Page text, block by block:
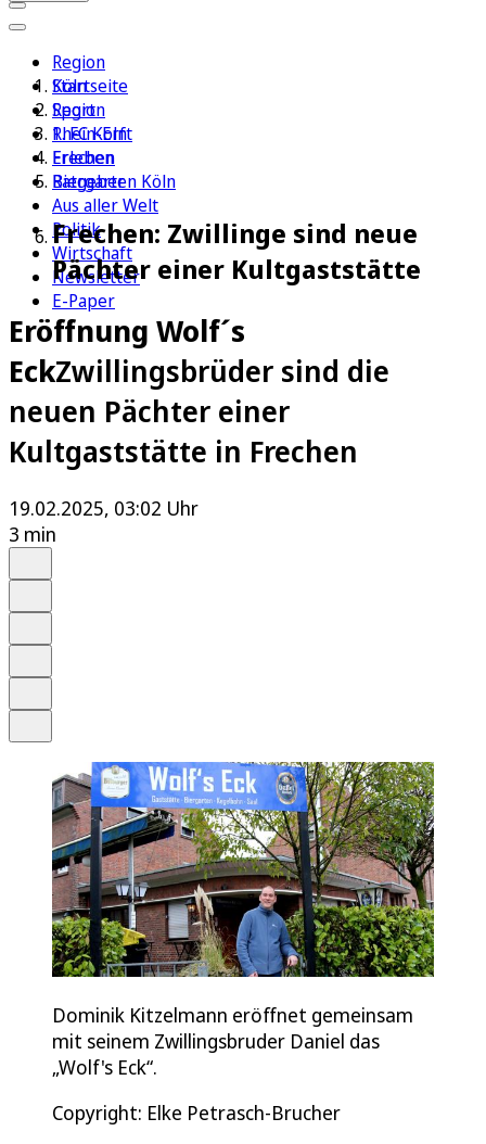
Region
Köln
Sport
1. FC Köln
Erleben
Ratgeber
Aus aller Welt
Politik
Wirtschaft
Newsletter
E-Paper
Startseite
Region
Rhein-Erft
Frechen
Biergarten Köln
Frechen: Zwillinge sind neue
Pächter einer Kultgaststätte
Eröffnung Wolf´s
EckZwillingsbrüder sind die
neuen Pächter einer
Kultgaststätte in Frechen
19.02.2025, 03:02 Uhr
3 min
Dominik Kitzelmann eröffnet gemeinsam
mit seinem Zwillingsbruder Daniel das
„Wolf's Eck“.
Copyright: Elke Petrasch-Brucher